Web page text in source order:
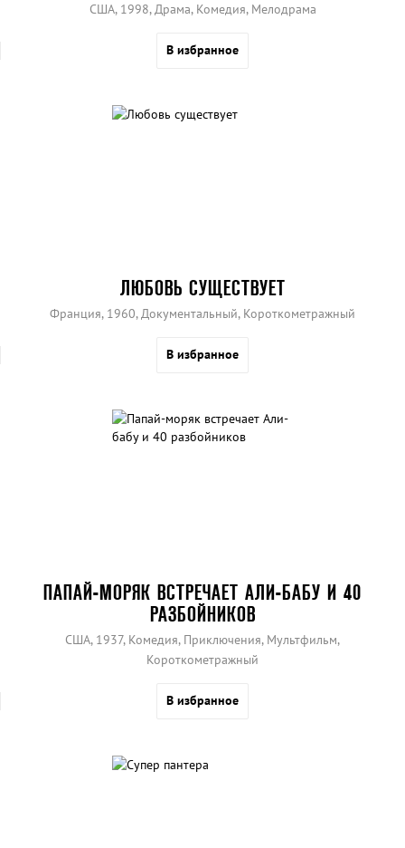
США, 1998, Драма, Комедия, Мелодрама
В избранное
ЛЮБОВЬ СУЩЕСТВУЕТ
Франция, 1960, Документальный, Короткометражный
В избранное
ПАПАЙ-МОРЯК ВСТРЕЧАЕТ АЛИ-БАБУ И 40
РАЗБОЙНИКОВ
США, 1937, Комедия, Приключения, Мультфильм,
Короткометражный
В избранное